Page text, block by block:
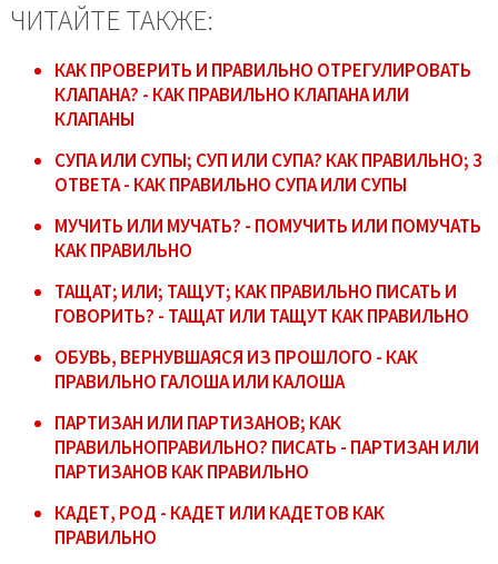
ЧИТАЙТЕ ТАКЖЕ:
КАК ПРОВЕРИТЬ И ПРАВИЛЬНО ОТРЕГУЛИРОВАТЬ
КЛАПАНА? - КАК ПРАВИЛЬНО КЛАПАНА ИЛИ
КЛАПАНЫ
СУПА ИЛИ СУПЫ; СУП ИЛИ СУПА? КАК ПРАВИЛЬНО; 3
ОТВЕТА - КАК ПРАВИЛЬНО СУПА ИЛИ СУПЫ
МУЧИТЬ ИЛИ МУЧАТЬ? - ПОМУЧИТЬ ИЛИ ПОМУЧАТЬ
КАК ПРАВИЛЬНО
ТАЩАТ; ИЛИ; ТАЩУТ; КАК ПРАВИЛЬНО ПИСАТЬ И
ГОВОРИТЬ? - ТАЩАТ ИЛИ ТАЩУТ КАК ПРАВИЛЬНО
ОБУВЬ, ВЕРНУВШАЯСЯ ИЗ ПРОШЛОГО - КАК
ПРАВИЛЬНО ГАЛОША ИЛИ КАЛОША
ПАРТИЗАН ИЛИ ПАРТИЗАНОВ; КАК
ПРАВИЛЬНОПРАВИЛЬНО? ПИСАТЬ - ПАРТИЗАН ИЛИ
ПАРТИЗАНОВ КАК ПРАВИЛЬНО
КАДЕТ, РОД - КАДЕТ ИЛИ КАДЕТОВ КАК
ПРАВИЛЬНО